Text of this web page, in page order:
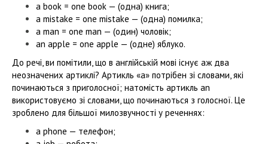
a book = one book — (одна) книга;
a mistake = one mistake — (одна) помилка;
a man = one man — (один) чоловік;
an apple = one apple — (одне) яблуко.
До речі, ви помітили, що в англійській мові існує аж два
неозначених артиклі? Артикль «a» потрібен зі словами, які
починаються з приголосної; натомість артикль an
використовуємо зі словами, що починаються з голосної. Це
зроблено для більшої милозвучності у реченнях:
a phone — телефон;